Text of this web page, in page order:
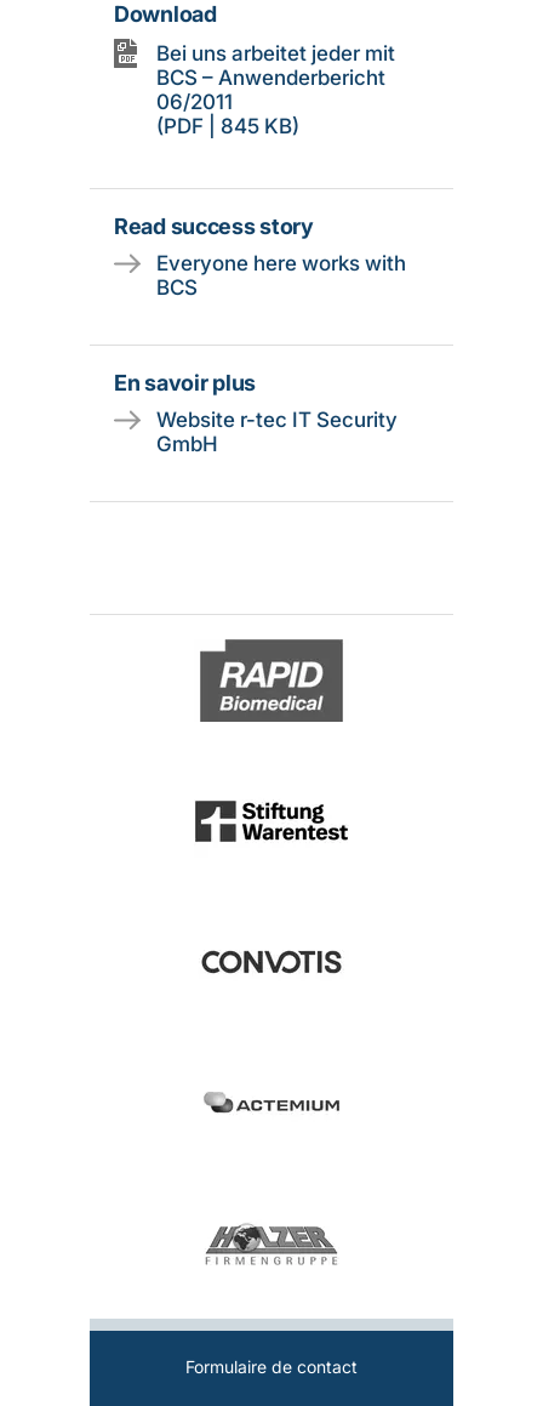
Download
Bei uns arbeitet jeder mit
BCS – Anwenderbericht
06/2011
(PDF | 845 KB)
Read success story
Everyone here works with
BCS
En savoir plus
Website r-tec IT Security
GmbH
Formulaire de contact